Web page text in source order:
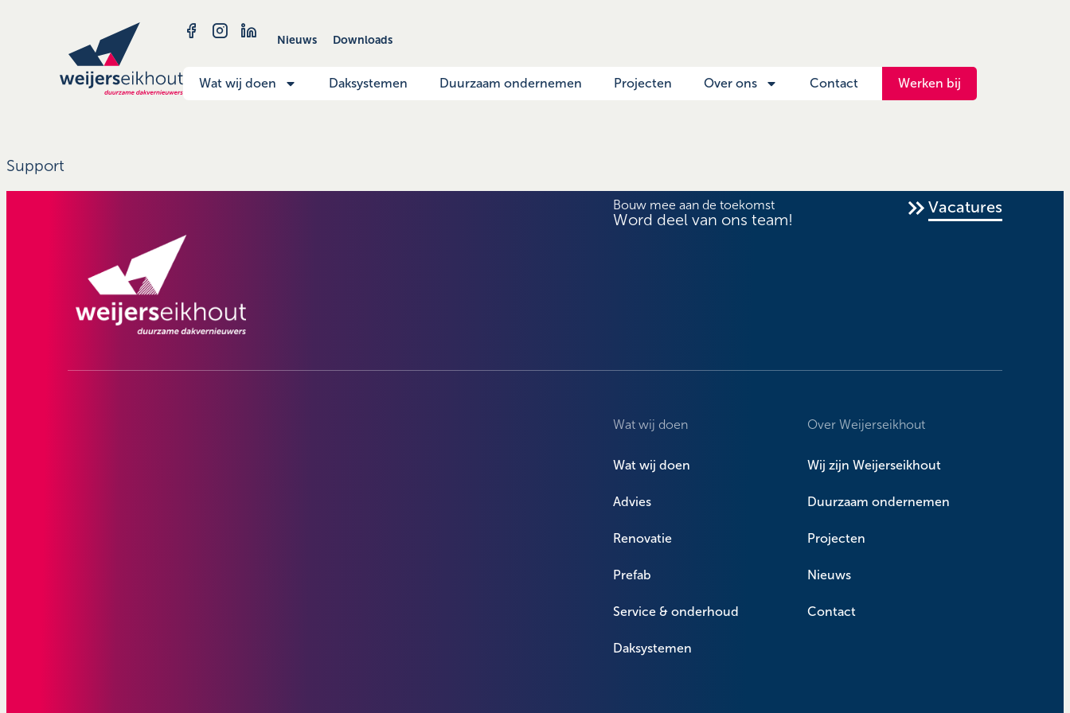
Nieuws Downloads
Wat wij doen Daksystemen Duurzaam ondernemen Projecten Over ons Contact Werken bij
Support
Bouw mee aan de toekomst
Word deel van ons team!
Vacatures
Wat wij doen
Wat wij doen
Advies
Renovatie
Prefab
Service & onderhoud
Daksystemen
Over Weijerseikhout
Wij zijn Weijerseikhout
Duurzaam ondernemen
Projecten
Nieuws
Contact